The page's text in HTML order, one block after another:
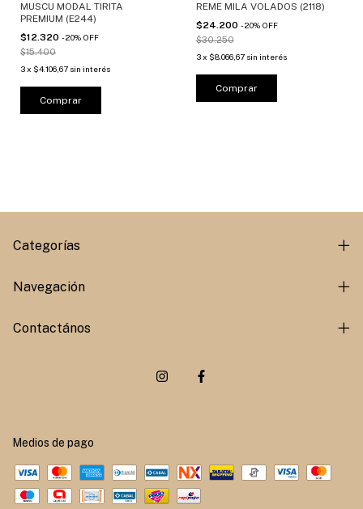
MUSCU MODAL TIRITA
PREMIUM (E244)
$12.320 -20% OFF
$15.400
3x $4.106,67 sin interés
Comprar
REME MILA VOLADOS (2118)
$24.200 -20% OFF
$30.250
3 x $8.066,67 sin interés
Comprar
Categorías
Navegación
Contactános
Medios de pago